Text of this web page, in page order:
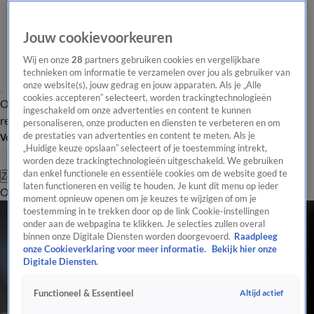
Overzicht Laatste nieuws Regionieuws Het beste van Hart
Tip de
redactie
Volg Hart van Nederland
Zoeken
OverzichtRegioUitzendingenWeerTip de redactiePanelVideo's
Jouw cookievoorkeuren
Wij en onze28 partners gebruiken cookies en vergelijkbare
technieken om informatie te verzamelen over jou als gebruiker van
onze website(s), jouw gedrag en jouw apparaten. Als je „Alle
cookies accepteren” selecteert, worden trackingtechnologieën
ingeschakeld om onze advertenties en content te kunnen
personaliseren, onze producten en diensten te verbeteren en om
de prestaties van advertenties en content te meten. Als je
„Huidige keuze opslaan” selecteert of je toestemming intrekt,
worden deze trackingtechnologieën uitgeschakeld. We gebruiken
dan enkel functionele en essentiële cookies om de website goed te
laten functioneren en veilig te houden. Je kunt dit menu op ieder
moment opnieuw openen om je keuzes te wijzigen of om je
toestemming in te trekken door op de link Cookie-instellingen
onder aan de webpagina te klikken. Je selecties zullen overal
binnen onze Digitale Diensten worden doorgevoerd. Raadpleeg
onze Cookieverklaring voor meer informatie.
Bekijk hier onze
Digitale Diensten.
Functioneel & Essentieel Altijd actief